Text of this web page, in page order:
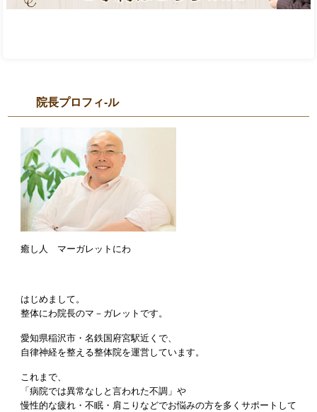
院長プロフィ-ル
癒し人 マーガレットにわ
はじめまして。
整体にわ院長のマ－ガレットです。
愛知県稲沢市・名鉄国府宮駅近くで、
自律神経を整える整体院を運営しています。
これまで、
「病院では異常なしと言われた不調」や
慢性的な疲れ・不眠・肩こりなどでお悩みの方を多くサポートして